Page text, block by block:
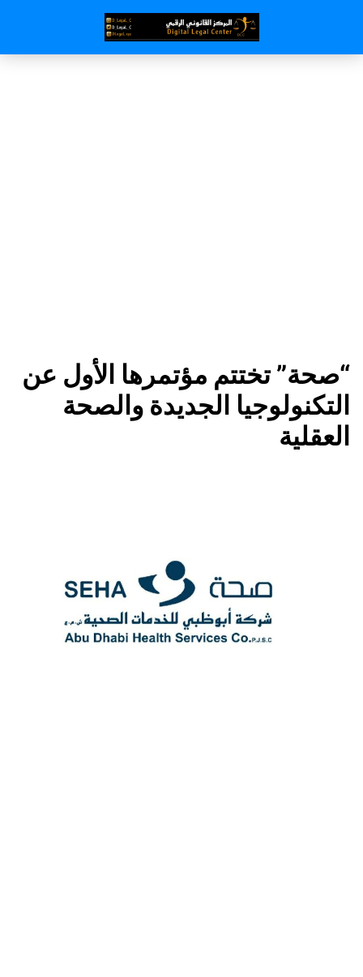
“صحة” تختتم مؤتمرها الأول عن
التكنولوجيا الجديدة والصحة
العقلية